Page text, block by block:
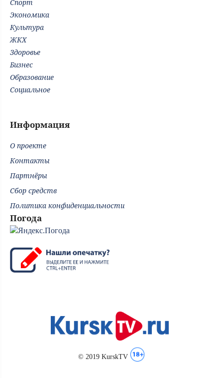
Спорт
Экономика
Культура
ЖКХ
Здоровье
Бизнес
Образование
Социальное
Информация
О проекте
Контакты
Партнёры
Сбор средств
Политика конфиденциальности
Погода
© 2019 KurskTV